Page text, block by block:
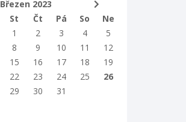
Březen 2023
St Čt Pá So
Ne
1 2 3 4
5
8 9 10 11
12
15 16 17 18
19
22 23 24 25
26
29 30 31